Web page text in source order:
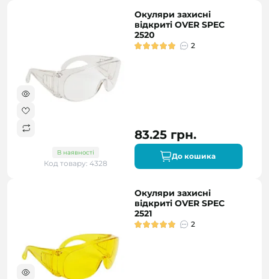
В наявності
Код товару: 4328
Окуляри захисні
відкриті OVER SPEC
2520
2
83.25 грн.
До кошика
Окуляри захисні
відкриті OVER SPEC
2521
2